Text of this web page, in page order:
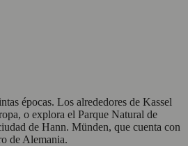
épocas. Los alrededores de Kassel
o explora el Parque Natural de
de Hann. Münden, que cuenta con
de Alemania.